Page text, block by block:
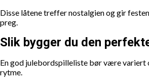
Disse låtene treffer nostalgien og gir
preg.
Slik bygger du den
En god julebordspilleliste bør være variert
rytme.